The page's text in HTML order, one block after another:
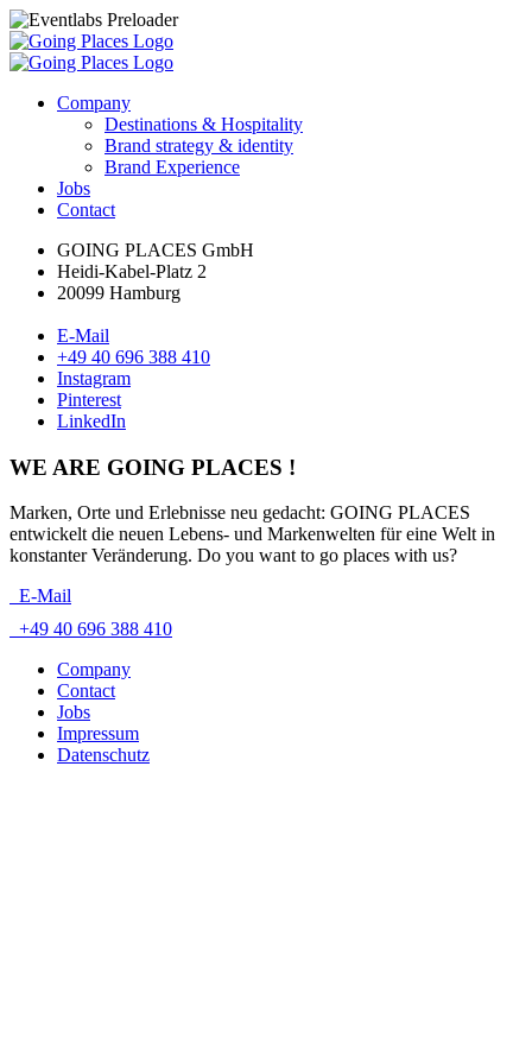
Company
Destinations & Hospitality
Brand strategy & identity
Brand Experience
Jobs
Contact
GOING PLACES GmbH
Heidi-Kabel-Platz 2
20099 Hamburg
E-Mail
+49 40 696 388 410
Instagram
Pinterest
LinkedIn
WE ARE GOING PLACES !
Marken, Orte und Erlebnisse neu gedacht: GOING PLACES
entwickelt die neuen Lebens- und Markenwelten für eine Welt in
konstanter Veränderung. Do you want to go places with us?
E-Mail
+49 40 696 388 410
Company
Contact
Jobs
Impressum
Datenschutz